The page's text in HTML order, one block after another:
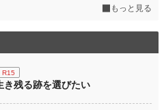
もっと見る
R15
き残る跡を選びたい